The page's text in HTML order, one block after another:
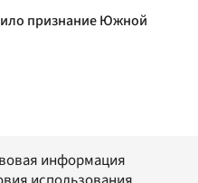
признание Южной
информация